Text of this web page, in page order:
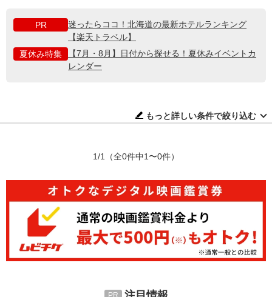
PR
迷ったらココ！北海道の最新ホテルランキング
【楽天トラベル】
夏休み特集
【7月・8月】日付から探せる！夏休みイベントカ
レンダー
もっと詳しい条件で絞り込む
1/1 （全0件中1〜0件）